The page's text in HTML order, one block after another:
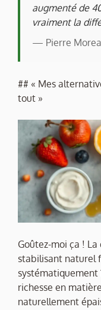
augmenté de
vraiment la
— Pierre
## « Mes
tout »
Goûtez-moi ça !
stabilisant naturel
systématiquement
richesse en
naturellement